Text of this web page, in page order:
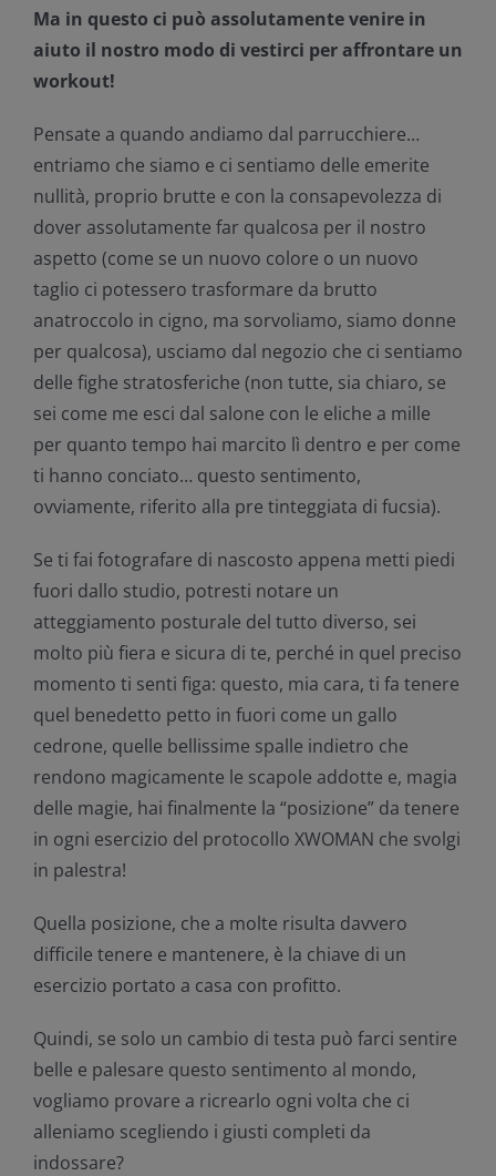
Ma in questo ci può assolutamente venire in
aiuto il nostro modo di vestirci per affrontare un
workout!
Pensate a quando andiamo dal parrucchiere…
entriamo che siamo e ci sentiamo delle emerite
nullità, proprio brutte e con la consapevolezza di
dover assolutamente far qualcosa per il nostro
aspetto (come se un nuovo colore o un nuovo
taglio ci potessero trasformare da brutto
anatroccolo in cigno, ma sorvoliamo, siamo donne
per qualcosa), usciamo dal negozio che ci sentiamo
delle fighe stratosferiche (non tutte, sia chiaro, se
sei come me esci dal salone con le eliche a mille
per quanto tempo hai marcito lì dentro e per come
ti hanno conciato… questo sentimento,
ovviamente, riferito alla pre tinteggiata di fucsia).
Se ti fai fotografare di nascosto appena metti piedi
fuori dallo studio, potresti notare un
atteggiamento posturale del tutto diverso, sei
molto più fiera e sicura di te, perché in quel preciso
momento ti senti figa: questo, mia cara, ti fa tenere
quel benedetto petto in fuori come un gallo
cedrone, quelle bellissime spalle indietro che
rendono magicamente le scapole addotte e, magia
delle magie, hai finalmente la “posizione” da tenere
in ogni esercizio del protocollo XWOMAN che svolgi
in palestra!
Quella posizione, che a molte risulta davvero
difficile tenere e mantenere, è la chiave di un
esercizio portato a casa con profitto.
Quindi, se solo un cambio di testa può farci sentire
belle e palesare questo sentimento al mondo,
vogliamo provare a ricrearlo ogni volta che ci
alleniamo scegliendo i giusti completi da
indossare?